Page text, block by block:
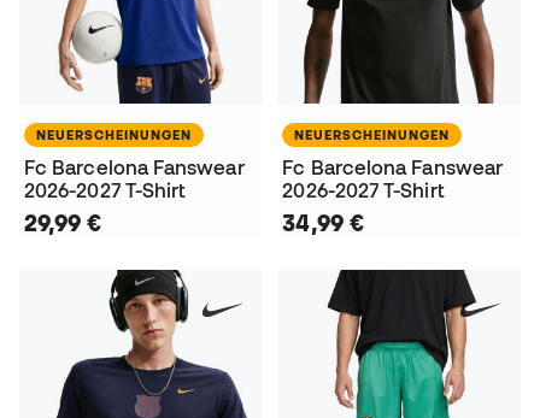
NEUERSCHEINUNGEN
Fc Barcelona Fanswear
2026-2027 T-Shirt
29,99 €
NEUERSCHEINUNGEN
Fc Barcelona Fanswear
2026-2027 T-Shirt
34,99 €